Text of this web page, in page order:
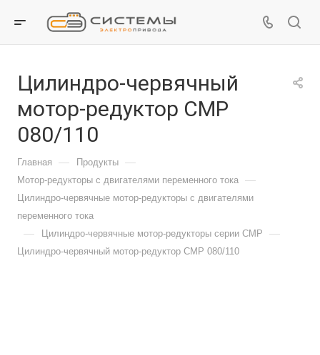
Цилиндро-червячный
мотор-редуктор CMP
080/110
Главная — Продукты —
Мотор-редукторы с двигателями переменного тока —
Цилиндро-червячные мотор-редукторы с двигателями
переменного тока
— Цилиндро-червячные мотор-редукторы серии CMP —
Цилиндро-червячный мотор-редуктор CMP 080/110